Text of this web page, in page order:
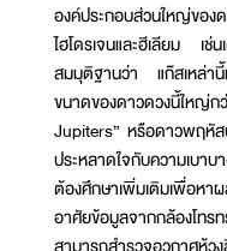
องค์ประกอบส่วนใหญ่ข
ไฮโดรเจนและฮีเลียม เ
สมมุติฐานว่า แก๊สเหล่า
ขนาดของดาวดวงนี้ใหญ่
Jupiters” หรือดาวพฤหั
ประหลาดใจกับความเบา
ต้องศึกษาเพิ่มเติมเพื่อ
อาศัยข้อมูลจากกล้องโ